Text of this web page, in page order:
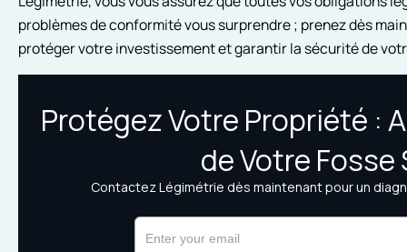
problèmes de conformité vous surprendre ; prenez dès
protéger votre investissement et garantir la sécurité de